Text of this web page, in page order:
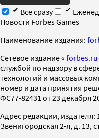
Все сразу
Новости Forbes Games
Наименование издания:
Cетевое издание « forbes.ru
службой по надзору в
технологий и массовых
номер и дата принятия
ФС77-82431 от 23 декабря
Адрес редакции, издателя:
Звенигородская 2-я, д. 13,